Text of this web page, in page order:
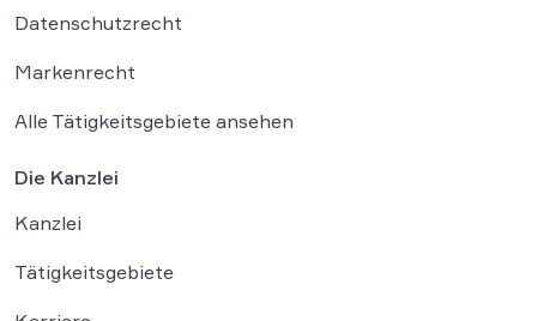
Datenschutzrecht
Markenrecht
Alle Tätigkeitsgebiete ansehen
Die Kanzlei
Kanzlei
Tätigkeitsgebiete